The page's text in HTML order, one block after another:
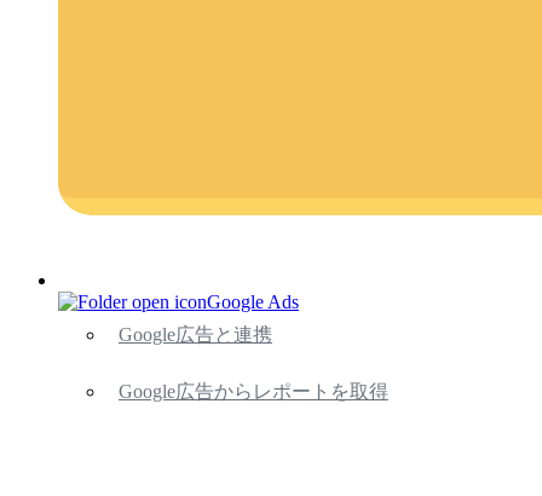
Google Ads
Google広告と連携
Google広告からレポートを取得